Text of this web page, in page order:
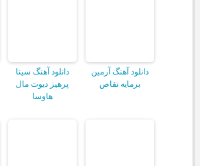
دانلود آهنگ آرمین
برمایه تقاص
دانلود آهنگ سینا
پرهیز دیوت مال
هاوسا